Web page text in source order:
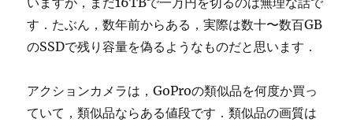
す．たぶん，数年前からある，実際は数十〜数百GB
のSSDで残り容量を偽るようなものだと思います．
アクションカメラは，GoProの類似品を何度か買っ
ていて，類似品ならある値段です．類似品の画質は